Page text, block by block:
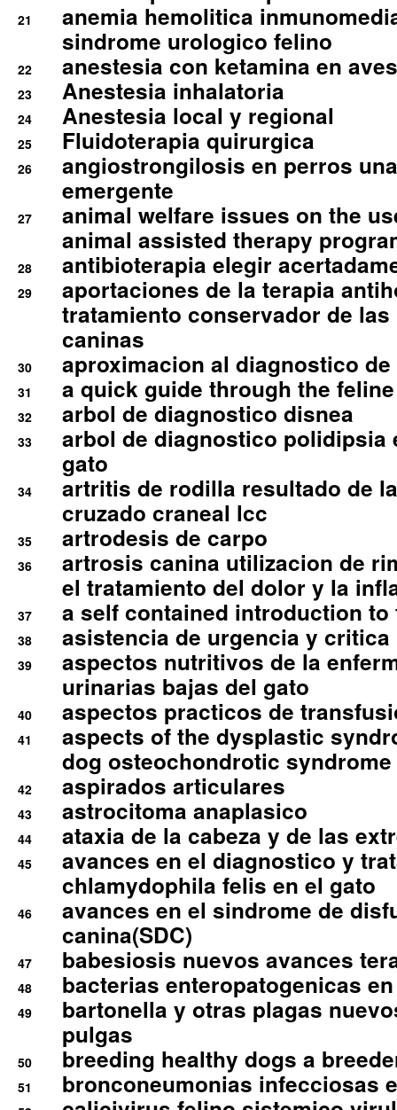
21
anemia hemolitica
sindrome urologico felino
22 anestesia con ketamina en
23 Anestesia inhalatoria
24 Anestesia local y regional
25 Fluidoterapia quirurgica
26
angiostrongilosis en perros
emergente
27
animal welfare issues on the
animal assisted therapy
28 antibioterapia elegir
29
aportaciones de la terapia
tratamiento conservador de
caninas
30 aproximacion al diagnostico
31 a quick guide through the
32 arbol de diagnostico disnea
33
arbol de diagnostico polidipsia
gato
34
artritis de rodilla resultado de
cruzado craneal lcc
35 artrodesis de carpo
36
artrosis canina utilizacion de
el tratamiento del dolor y la
37 a self contained introduction
38 asistencia de urgencia y
39
aspectos nutritivos de la
urinarias bajas del gato
40 aspectos practicos de
41
aspects of the dysplastic
dog osteochondrotic syndrome
42 aspirados articulares
43 astrocitoma anaplasico
44 ataxia de la cabeza y de las
45
avances en el diagnostico y
chlamydophila felis en el gato
46
avances en el sindrome de
canina(SDC)
47 babesiosis nuevos avances
48 bacterias enteropatogenicas
49
bartonella y otras plagas
pulgas
50 breeding healthy dogs a
51 bronconeumonias infecciosas